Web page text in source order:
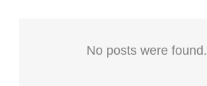
No posts were found.